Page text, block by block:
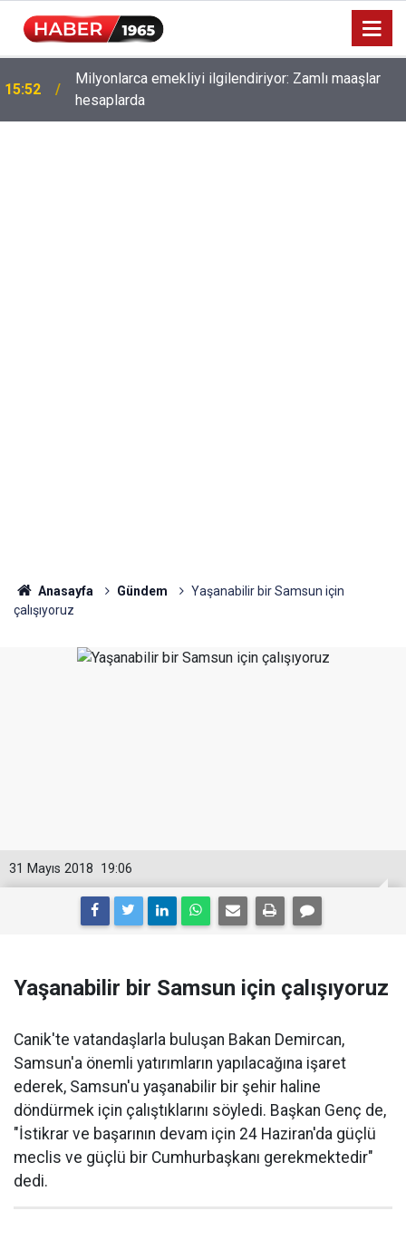
15:52
Milyonlarca emekliyi ilgilendiriyor: Zamlı maaşlar
hesaplarda
Anasayfa Gündem
Yaşanabilir bir Samsun için
çalışıyoruz
19:06
31 Mayıs 2018
Yaşanabilir bir Samsun için çalışıyoruz
Canik'te vatandaşlarla buluşan Bakan Demircan,
Samsun'a önemli yatırımların yapılacağına işaret
ederek, Samsun'u yaşanabilir bir şehir haline
döndürmek için çalıştıklarını söyledi. Başkan Genç de,
"İstikrar ve başarının devam için 24 Haziran'da güçlü
meclis ve güçlü bir Cumhurbaşkanı gerekmektedir"
dedi.